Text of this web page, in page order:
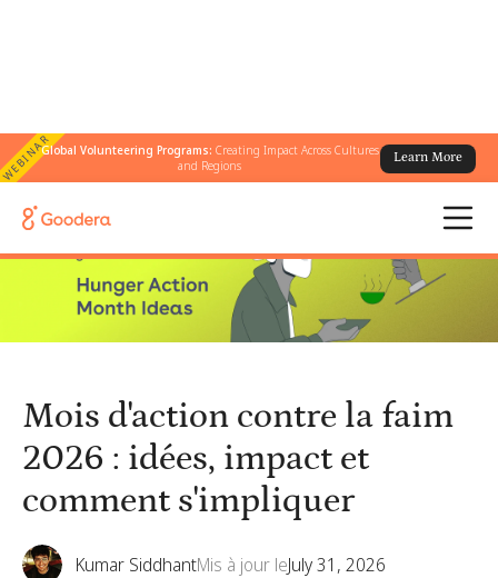
WEBINARGlobal Volunteering Programs: Creating Impact Across Cultures
and Regions
Learn More
← Tous les blogs
s'impliquer
Mois d'action contre la faim
2026 : idées, impact et
comment s'impliquer
Kumar SiddhantMis à jour leJuly 31, 2026